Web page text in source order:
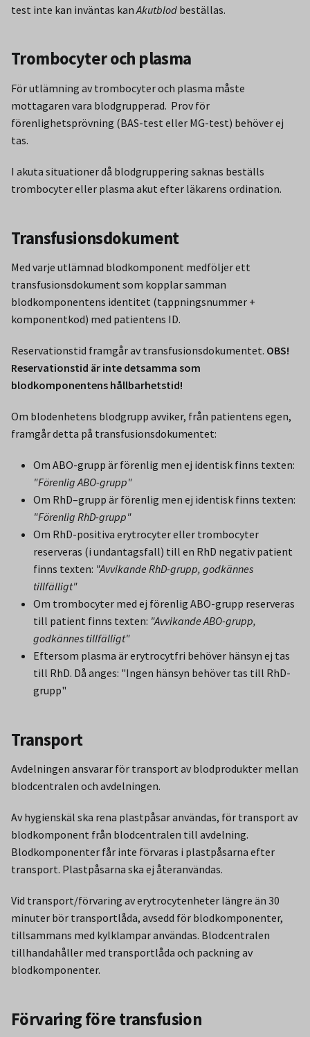
test inte kan inväntas kan Akutblod beställas.
Trombocyter och plasma
För utlämning av trombocyter och plasma måste
mottagaren vara blodgrupperad. Prov för
förenlighetsprövning (BAS-test eller MG-test) behöver ej
tas.
I akuta situationer då blodgruppering saknas beställs
trombocyter eller plasma akut efter läkarens ordination.
Transfusionsdokument
Med varje utlämnad blodkomponent medföljer ett
transfusionsdokument som kopplar samman
blodkomponentens identitet (tappningsnummer +
komponentkod) med patientens ID.
Reservationstid framgår av transfusionsdokumentet. OBS!
Reservationstid är inte detsamma som
blodkomponentens hållbarhetstid!
Om blodenhetens blodgrupp avviker, från patientens egen,
framgår detta på transfusionsdokumentet:
Om ABO-grupp är förenlig men ej identisk finns texten:
"Förenlig ABO-grupp"
Om RhD–grupp är förenlig men ej identisk finns texten:
"Förenlig RhD-grupp"
Om RhD-positiva erytrocyter eller trombocyter
reserveras (i undantagsfall) till en RhD negativ patient
finns texten: "Avvikande RhD-grupp, godkännes
tillfälligt"
Om trombocyter med ej förenlig ABO-grupp reserveras
till patient finns texten: "Avvikande ABO-grupp,
godkännes tillfälligt"
Eftersom plasma är erytrocytfri behöver hänsyn ej tas
till RhD. Då anges: "Ingen hänsyn behöver tas till RhD-
grupp"
Transport
Avdelningen ansvarar för transport av blodprodukter mellan
blodcentralen och avdelningen.
Av hygienskäl ska rena plastpåsar användas, för transport av
blodkomponent från blodcentralen till avdelning.
Blodkomponenter får inte förvaras i plastpåsarna efter
transport. Plastpåsarna ska ej återanvändas.
Vid transport/förvaring av erytrocytenheter längre än 30
minuter bör transportlåda, avsedd för blodkomponenter,
tillsammans med kylklampar användas. Blodcentralen
tillhandahåller med transportlåda och packning av
blodkomponenter.
Förvaring före transfusion